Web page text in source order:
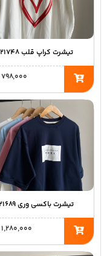
تیشرت کراپ قلب ۲۲۱۷۴۸
۷۹۸,۰۰۰
تیشرت باکسی وری ۲۲۱۶۸۹
۱,۲۸۰,۰۰۰